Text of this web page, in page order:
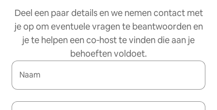
Deel een paar details en we nemen contact met
je op om eventuele vragen te beantwoorden en
je te helpen een co‑host te vinden die aan je
behoeften voldoet.
Naam